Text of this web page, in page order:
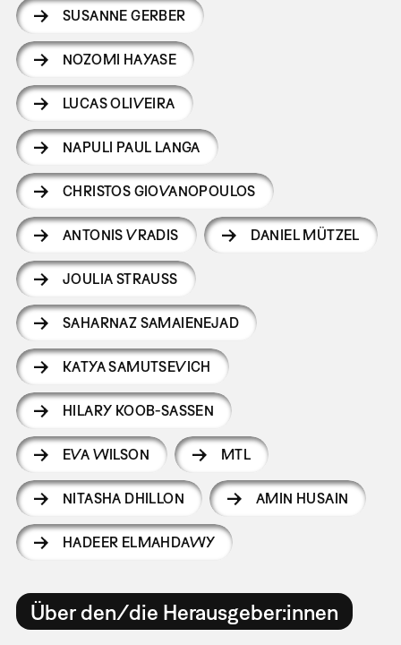
SUSANNE GERBER
NOZOMI HAYASE
LUCAS OLIVEIRA
NAPULI PAUL LANGA
CHRISTOS GIOVANOPOULOS
ANTONIS VRADIS DANIEL MÜTZEL
JOULIA STRAUSS
SAHARNAZ SAMAIENEJAD
KATYA SAMUTSEVICH
HILARY KOOB-SASSEN
EVA WILSON MTL
NITASHA DHILLON AMIN HUSAIN
HADEER ELMAHDAWY
Über den/die Herausgeber:innen